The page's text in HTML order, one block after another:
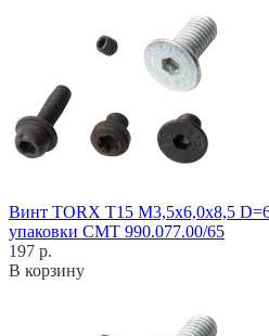
Винт TORX T15 M3,5x6,0x8,5
упаковки CMT 990.077.00/65
197 р.
В корзину